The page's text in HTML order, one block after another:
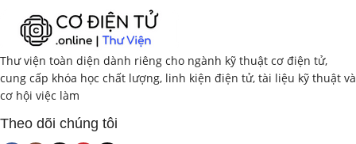
FinFET…).
Các tiêu chí lựa chọn công nghệ chế tạo (kích thước, tốc độ,
công suất, chi phí…).
Giới thiệu về các thư viện thiết kế (Standard Cell Library, IP
Cores).
Thư viện toàn diện dành riêng cho ngành kỹ thuật cơ điện tử,
cung cấp khóa học chất lượng, linh kiện điện tử, tài liệu kỹ thuật và
cơ hội việc làm
Theo dõi chúng tôi